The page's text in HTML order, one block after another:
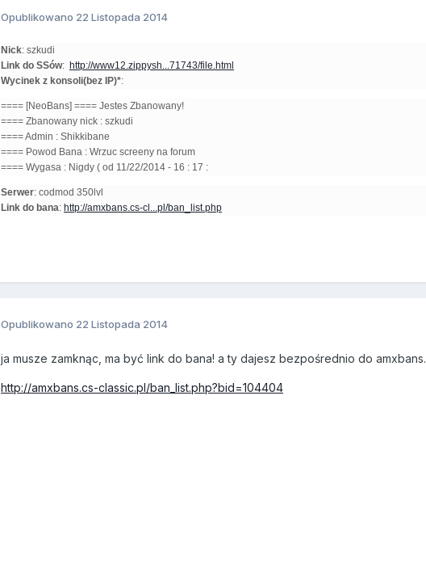
Opublikowano 22 Listopada 2014
Nick: szkudi
Link do SSów: http://www12.zippysh...71743/file.html
Wycinek z konsoli(bez IP)*:
==== [NeoBans] ==== Jestes Zbanowany!
==== Zbanowany nick : szkudi
==== Admin : Shikkibane
==== Powod Bana : Wrzuc screeny na forum
==== Wygasa : Nigdy ( od 11/22/2014 - 16 : 17 :
Serwer: codmod 350lvl
Link do bana: http://amxbans.cs-cl...pl/ban_list.php
Opublikowano 22 Listopada 2014
ja musze zamknąc, ma być link do bana! a ty dajesz bezpośrednio do amxbans.
http://amxbans.cs-classic.pl/ban_list.php?bid=104404